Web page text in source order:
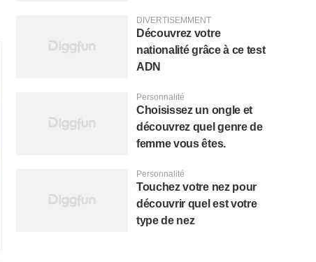
DIVERTISEMMENT
Découvrez votre
nationalité grâce à ce test
ADN
Personnalité
Choisissez un ongle et
découvrez quel genre de
femme vous êtes.
Personnalité
Touchez votre nez pour
découvrir quel est votre
type de nez